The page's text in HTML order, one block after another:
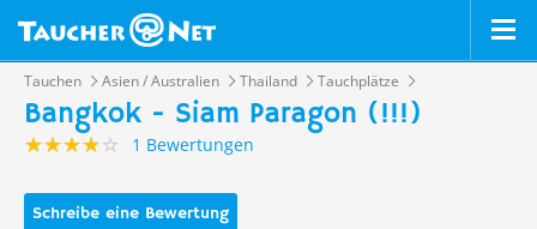
Tauchen Asien / Australien Thailand Tauchplätze
Bangkok - Siam Paragon (!!!)
1 Bewertungen
Schreibe eine Bewertung